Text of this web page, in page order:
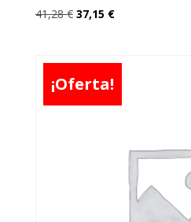
41,28€ El
era:
41,28 €.
37,15 €El
es:
¡Oferta!